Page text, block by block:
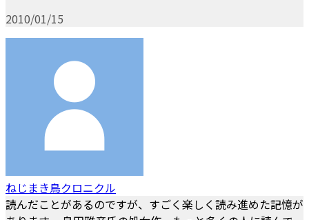
2010/01/15
ねじまき鳥クロニクル
読んだことがあるのですが、すごく楽しく読み進めた記憶が